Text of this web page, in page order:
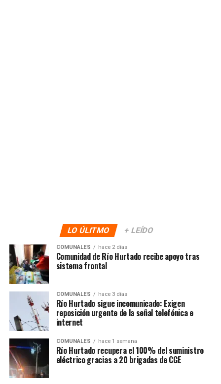
LO ÚLITMO + LEÍDO
COMUNALES hace 2 días
Comunidad de Río Hurtado recibe apoyo tras
sistema frontal
COMUNALES hace 3 días
Río Hurtado sigue incomunicado: Exigen
reposición urgente de la señal telefónica e
internet
COMUNALES hace 1 semana
Río Hurtado recupera el 100% del suministro
eléctrico gracias a 20 brigadas de CGE